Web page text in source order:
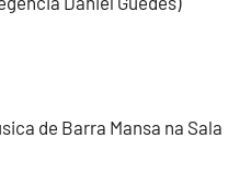
de Barra Mansa na Sala